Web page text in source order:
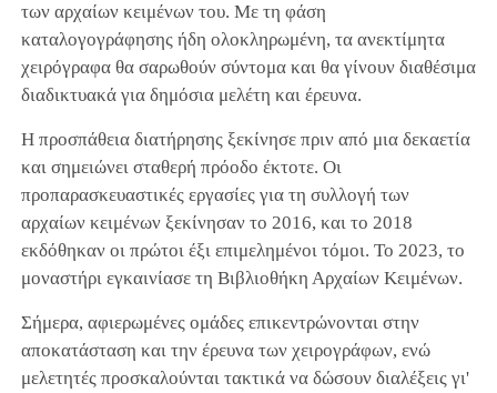
των αρχαίων κειμένων του. Με τη φάση
καταλογογράφησης ήδη ολοκληρωμένη, τα ανεκτίμητα
χειρόγραφα θα σαρωθούν σύντομα και θα γίνουν διαθέσιμα
διαδικτυακά για δημόσια μελέτη και έρευνα.
Η προσπάθεια διατήρησης ξεκίνησε πριν από μια δεκαετία
και σημειώνει σταθερή πρόοδο έκτοτε. Οι
προπαρασκευαστικές εργασίες για τη συλλογή των
αρχαίων κειμένων ξεκίνησαν το 2016, και το 2018
εκδόθηκαν οι πρώτοι έξι επιμελημένοι τόμοι. Το 2023, το
μοναστήρι εγκαινίασε τη Βιβλιοθήκη Αρχαίων Κειμένων.
Σήμερα, αφιερωμένες ομάδες επικεντρώνονται στην
αποκατάσταση και την έρευνα των χειρογράφων, ενώ
μελετητές προσκαλούνται τακτικά να δώσουν διαλέξεις γι'